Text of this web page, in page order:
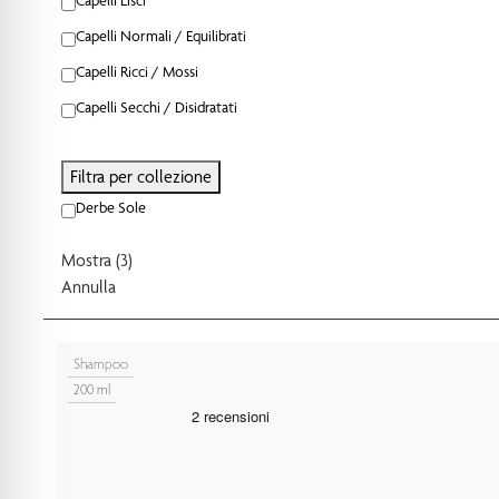
Capelli Normali / Equilibrati
Capelli Ricci / Mossi
Capelli Secchi / Disidratati
Filtra per collezione
Derbe Sole
Mostra (3)
Annulla
Shampoo
200 ml